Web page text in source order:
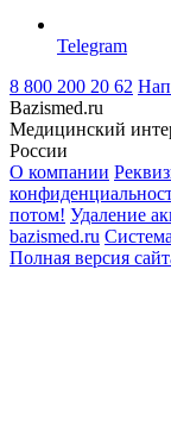
Telegram
8 800 200 20 62
Bazismed.ru
Медицинский
России
О компании
потом! Удаление
bazismed.ru
Полная версия